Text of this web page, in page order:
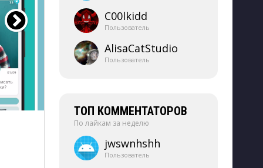
C00lkidd
Пользователь
AlisaCatStudio
Пользователь
ТОП КОММЕНТАТОРОВ
По лайкам за неделю
jwswnhshh
Пользователь